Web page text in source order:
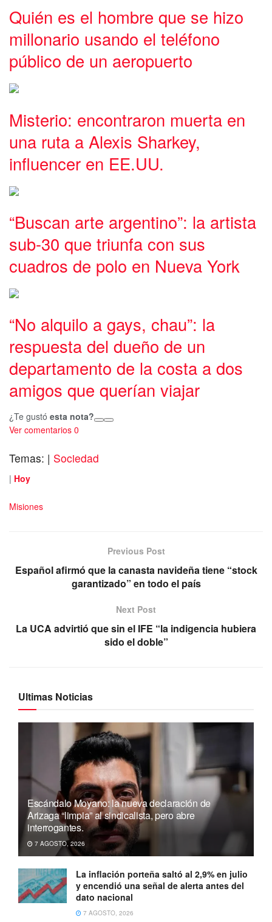
Quién es el hombre que se hizo
millonario usando el teléfono
público de un aeropuerto
Misterio: encontraron muerta en
una ruta a Alexis Sharkey,
influencer en EE.UU.
“Buscan arte argentino”: la artista
sub-30 que triunfa con sus
cuadros de polo en Nueva York
“No alquilo a gays, chau”: la
respuesta del dueño de un
departamento de la costa a dos
amigos que querían viajar
¿Te gustó esta nota?
Ver comentarios 0
Temas: | Sociedad
| Hoy
Misiones
Previous Post
Español afirmó que la canasta navideña tiene “stock
garantizado” en todo el país
Next Post
La UCA advirtió que sin el IFE “la indigencia hubiera
sido el doble”
Ultimas Noticias
Escándalo Moyano: la nueva declaración de
Arizaga “limpia” al sindicalista, pero abre
interrogantes.
7 AGOSTO, 2026
La inflación porteña saltó al 2,9% en julio
y encendió una señal de alerta antes del
dato nacional
7 AGOSTO, 2026